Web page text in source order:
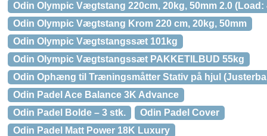
Odin Olympic Vægtstang 220cm, 20kg, 50mm 2.0 (Load:
Odin Olympic Vægtstang Krom 220 cm, 20kg, 50mm
Odin Olympic Vægtstangssæt 101kg
Odin Olympic Vægtstangssæt PAKKETILBUD 55kg
Odin Ophæng til Træningsmåtter Stativ på hjul
Odin Padel Ace Balance 3K Advance
Odin Padel Bolde – 3 stk.
Odin Padel Cover
Odin Padel Matt Power 18K Luxury